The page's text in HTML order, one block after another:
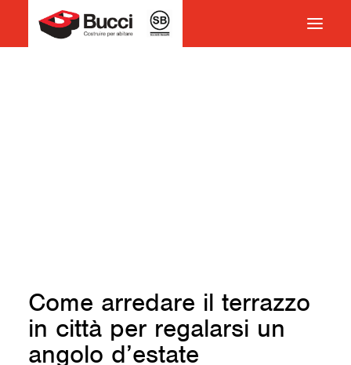
VOCABOLARIO
RICERCA
Come arredare il terrazzo
in città per regalarsi un
angolo d’estate